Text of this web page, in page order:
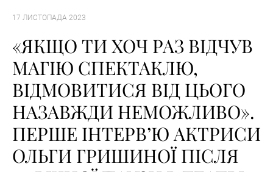
17 ЛИСТОПАДА 2023
«ЯКЩО ТИ ХОЧ РАЗ ВІДЧУВ
МАГІЮ СПЕКТАКЛЮ,
ВІДМОВИТИСЯ ВІД ЦЬОГО
НАЗАВЖДИ НЕМОЖЛИВО».
ПЕРШЕ ІНТЕРВ’Ю АКТРИСИ
ОЛЬГИ ГРИШИНОЇ ПІСЛЯ